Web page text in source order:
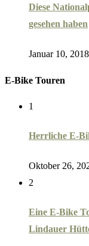
Diese
gesehen haben
Januar 10, 2018
E-Bike Touren
1
Herrliche E-
Oktober 26,
2
Eine E-Bike
Lindauer